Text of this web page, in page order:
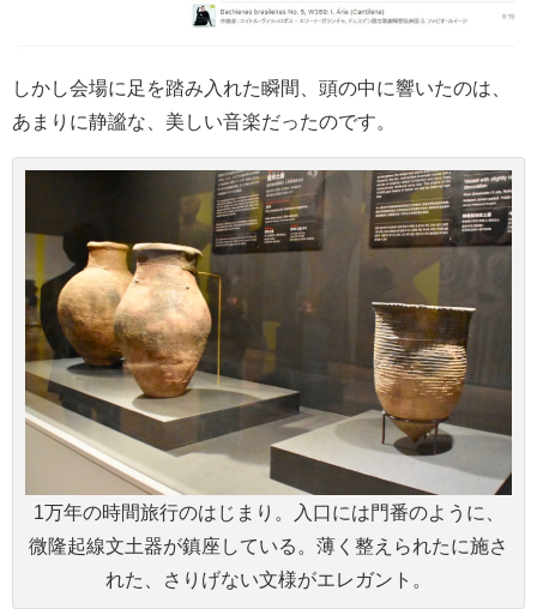
しかし会場に足を踏み入れた瞬間、頭の中に響いたのは、
あまりに静謐な、美しい音楽だったのです。
1万年の時間旅行のはじまり。入口には門番のように、
微隆起線文土器が鎮座している。薄く整えられたに施さ
れた、さりげない文様がエレガント。